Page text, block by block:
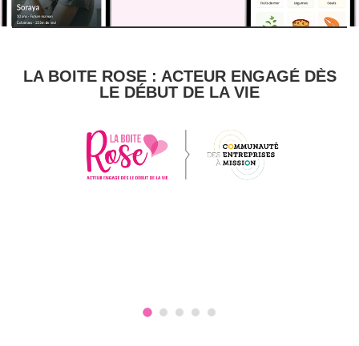
LA BOITE ROSE : ACTEUR ENGAGÉ DÈS
LE DÉBUT DE LA VIE